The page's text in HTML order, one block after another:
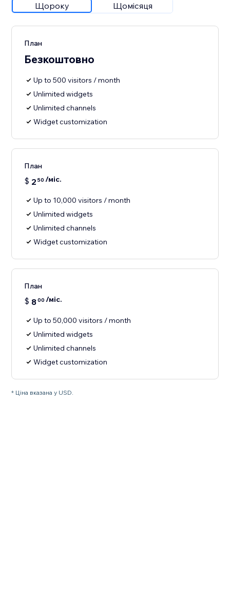
Щороку Щомісяця
План
Безкоштовно
Up to 500 visitors / month
Unlimited widgets
Unlimited channels
Widget customization
План
$ 2 50 /міс.
Up to 10,000 visitors / month
Unlimited widgets
Unlimited channels
Widget customization
План
$ 800 /міс.
Up to 50,000 visitors / month
Unlimited widgets
Unlimited channels
Widget customization
* Ціна вказана у USD.